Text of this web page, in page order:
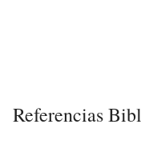
Referencias